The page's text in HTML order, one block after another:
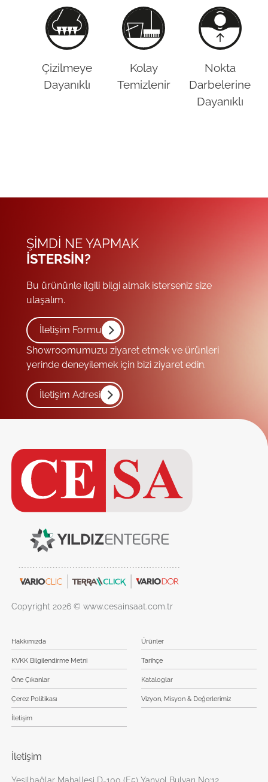
Çizilmeye
Dayanıklı
Kolay
Temizlenir
Nokta
Darbelerine
Dayanıklı
ŞIMDI NE YAPMAK
ISTERSIN?
Bu ürününle ilgili bilgi almak isterseniz size
ulaşalım.
İletişim Formu
Showroomumuzu ziyaret etmek ve ürünleri
yerinde deneyilemek için bizi ziyaret edin.
İletişim Adresi
Copyright 2026 © www.cesainsaat.com.tr
Hakkımızda Ürünler
KVKK Bilgilendirme Metni Tarihçe
Öne Çıkanlar Kataloglar
Çerez Politikası Vizyon, Misyon & Değerlerimiz
İletişim
İletişim
Yeşilbağlar Mahallesi D-100 (E5) Yanyol Bulvarı No:12